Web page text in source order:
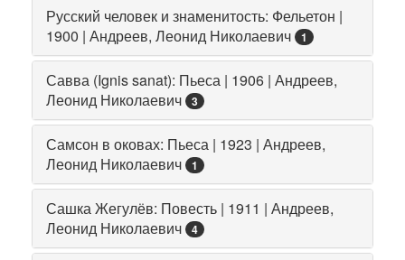
Русский человек и знаменитость: Фельетон |
1900 | Андреев, Леонид Николаевич
1
Савва (Ignis sanat): Пьеса | 1906 | Андреев,
Леонид Николаевич
3
Самсон в оковах: Пьеса | 1923 | Андреев,
Леонид Николаевич
1
Сашка Жегулёв: Повесть | 1911 | Андреев,
Леонид Николаевич
4